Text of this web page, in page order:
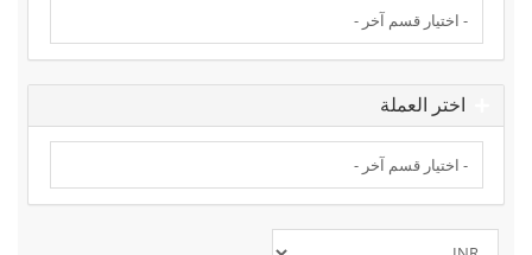
اختر العملة